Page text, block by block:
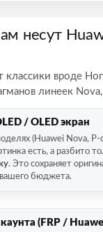
несут
вроде
линеек
/ OLED экран
(Huawei Nova, P-
есть, а разбито
. Это сохраняет
бюджета.
(FRP /